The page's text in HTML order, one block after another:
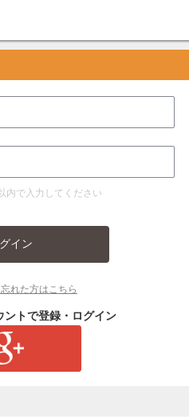
内で入力してください
イン
れた方はこちら
ントで登録・ログイン